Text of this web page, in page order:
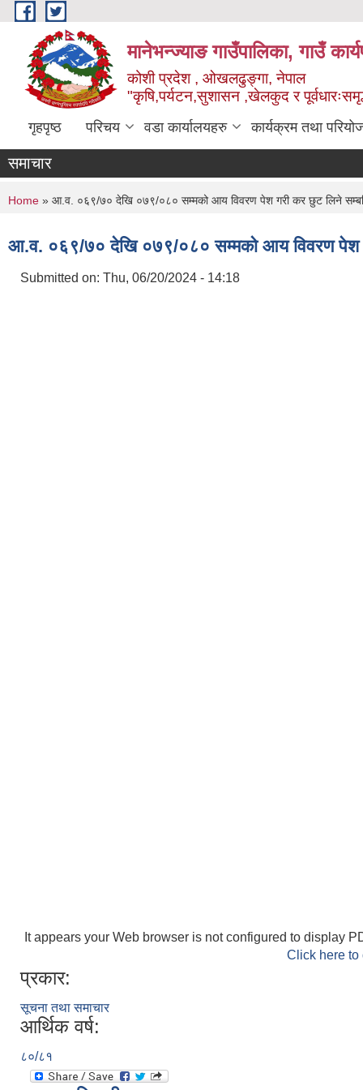
Skip to main content
मानेभन्ज्याङ गाउँपालिका, गाउँ
कोशी प्रदेश , ओखलढुङ्गा, नेपाल
"कृषि,पर्यटन,सुशासन ,खेलकुद र
गृहपृष्ठ परिचय वडा कार्यालयहरु कार्यक्रम तथा
समाचार
You are here
Home » आ.व. ०६९/७० देखि ०७९/०८० सम्मको आय विवरण पेश गरी कर छुट लिने
आ.व. ०६९/७० देखि ०७९/०८० सम्मको आय विवरण पेश
Submitted on: Thu, 06/20/2024 - 14:18
It appears your Web browser is not configured to display
Click here
प्रकार:
सूचना तथा समाचार
आर्थिक वर्ष:
८०/८१